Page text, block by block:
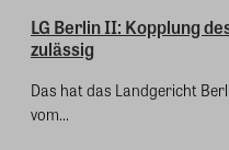
LG Berlin II: Kopplung
zulässig
Das hat das Landgericht
vom...